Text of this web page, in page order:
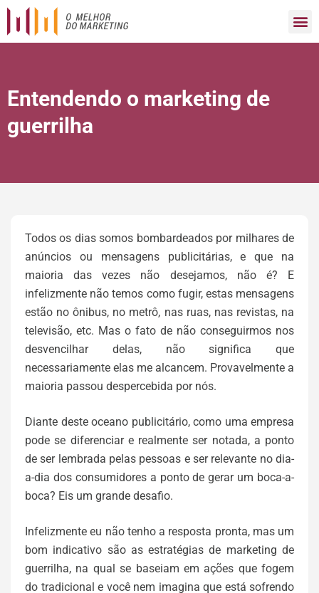
Entendendo o marketing de
guerrilha
Todos os dias somos bombardeados por milhares de
anúncios ou mensagens publicitárias, e que na
maioria das vezes não desejamos, não é? E
infelizmente não temos como fugir, estas mensagens
estão no ônibus, no metrô, nas ruas, nas revistas, na
televisão, etc. Mas o fato de não conseguirmos nos
desvencilhar delas, não significa que
necessariamente elas me alcancem. Provavelmente a
maioria passou despercebida por nós.
Diante deste oceano publicitário, como uma empresa
pode se diferenciar e realmente ser notada, a ponto
de ser lembrada pelas pessoas e ser relevante no dia-
a-dia dos consumidores a ponto de gerar um boca-a-
boca? Eis um grande desafio.
Infelizmente eu não tenho a resposta pronta, mas um
bom indicativo são as estratégias de marketing de
guerrilha, na qual se baseiam em ações que fogem
do tradicional e você nem imagina que está sofrendo